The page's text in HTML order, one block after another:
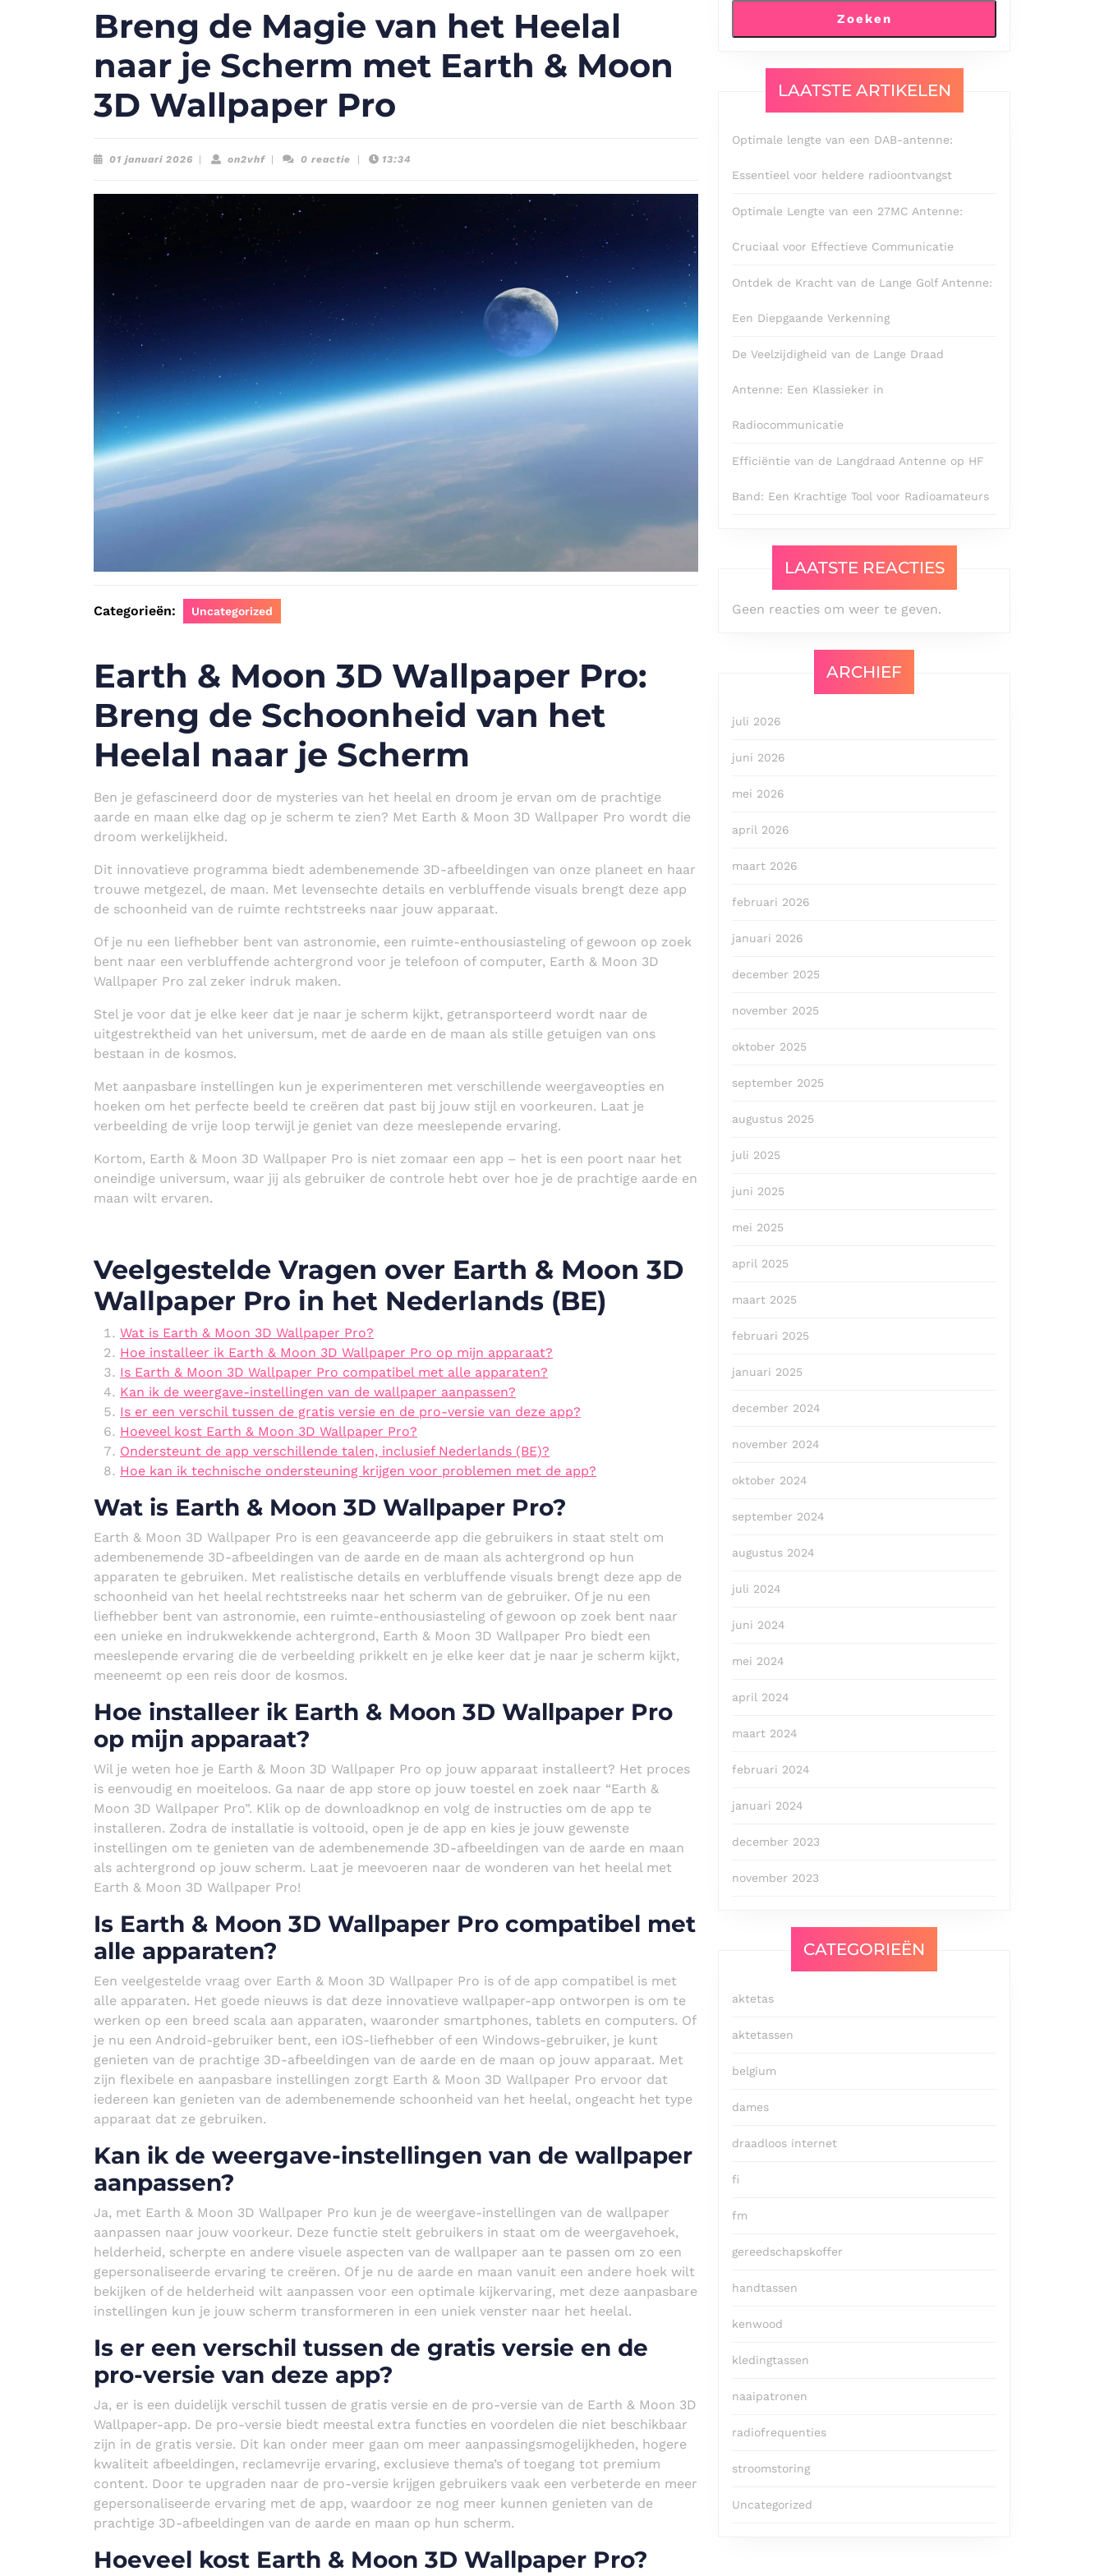
Breng de Magie van het Heelal
naar je Scherm met Earth & Moon
3D Wallpaper Pro
01 januari 2026 01
on2vhfon2vhf0 reactie 13:34
Categorieën: Uncategorized
Earth & Moon 3D Wallpaper Pro:
Breng de Schoonheid van het
Heelal naar je Scherm
Ben je gefascineerd door de mysteries van het heelal en droom je ervan om de prachtige
aarde en maan elke dag op je scherm te zien? Met Earth & Moon 3D Wallpaper Pro wordt die
droom werkelijkheid.
Dit innovatieve programma biedt adembenemende 3D-afbeeldingen van onze planeet en haar
trouwe metgezel, de maan. Met levensechte details en verbluffende visuals brengt deze app
de schoonheid van de ruimte rechtstreeks naar jouw apparaat.
Of je nu een liefhebber bent van astronomie, een ruimte-enthousiasteling of gewoon op zoek
bent naar een verbluffende achtergrond voor je telefoon of computer, Earth & Moon 3D
Wallpaper Pro zal zeker indruk maken.
Stel je voor dat je elke keer dat je naar je scherm kijkt, getransporteerd wordt naar de
uitgestrektheid van het universum, met de aarde en de maan als stille getuigen van ons
bestaan in de kosmos.
Met aanpasbare instellingen kun je experimenteren met verschillende weergaveopties en
hoeken om het perfecte beeld te creëren dat past bij jouw stijl en voorkeuren. Laat je
verbeelding de vrije loop terwijl je geniet van deze meeslepende ervaring.
Kortom, Earth & Moon 3D Wallpaper Pro is niet zomaar een app – het is een poort naar het
oneindige universum, waar jij als gebruiker de controle hebt over hoe je de prachtige aarde en
maan wilt ervaren.
Veelgestelde Vragen over Earth & Moon 3D
Wallpaper Pro in het Nederlands (BE)
Wat is Earth & Moon 3D Wallpaper Pro?
Hoe installeer ik Earth & Moon 3D Wallpaper Pro op mijn apparaat?
Is Earth & Moon 3D Wallpaper Pro compatibel met alle apparaten?
Kan ik de weergave-instellingen van de wallpaper aanpassen?
Is er een verschil tussen de gratis versie en de pro-versie van deze app?
Hoeveel kost Earth & Moon 3D Wallpaper Pro?
Ondersteunt de app verschillende talen, inclusief Nederlands (BE)?
Hoe kan ik technische ondersteuning krijgen voor problemen met de app?
Wat is Earth & Moon 3D Wallpaper Pro?
Earth & Moon 3D Wallpaper Pro is een geavanceerde app die gebruikers in staat stelt om
adembenemende 3D-afbeeldingen van de aarde en de maan als achtergrond op hun
apparaten te gebruiken. Met realistische details en verbluffende visuals brengt deze app de
schoonheid van het heelal rechtstreeks naar het scherm van de gebruiker. Of je nu een
liefhebber bent van astronomie, een ruimte-enthousiasteling of gewoon op zoek bent naar
een unieke en indrukwekkende achtergrond, Earth & Moon 3D Wallpaper Pro biedt een
meeslepende ervaring die de verbeelding prikkelt en je elke keer dat je naar je scherm kijkt,
meeneemt op een reis door de kosmos.
Hoe installeer ik Earth & Moon 3D Wallpaper Pro
op mijn apparaat?
Wil je weten hoe je Earth & Moon 3D Wallpaper Pro op jouw apparaat installeert? Het proces
is eenvoudig en moeiteloos. Ga naar de app store op jouw toestel en zoek naar “Earth &
Moon 3D Wallpaper Pro”. Klik op de downloadknop en volg de instructies om de app te
installeren. Zodra de installatie is voltooid, open je de app en kies je jouw gewenste
instellingen om te genieten van de adembenemende 3D-afbeeldingen van de aarde en maan
als achtergrond op jouw scherm. Laat je meevoeren naar de wonderen van het heelal met
Earth & Moon 3D Wallpaper Pro!
Is Earth & Moon 3D Wallpaper Pro compatibel met
alle apparaten?
Een veelgestelde vraag over Earth & Moon 3D Wallpaper Pro is of de app compatibel is met
alle apparaten. Het goede nieuws is dat deze innovatieve wallpaper-app ontworpen is om te
werken op een breed scala aan apparaten, waaronder smartphones, tablets en computers. Of
je nu een Android-gebruiker bent, een iOS-liefhebber of een Windows-gebruiker, je kunt
genieten van de prachtige 3D-afbeeldingen van de aarde en de maan op jouw apparaat. Met
zijn flexibele en aanpasbare instellingen zorgt Earth & Moon 3D Wallpaper Pro ervoor dat
iedereen kan genieten van de adembenemende schoonheid van het heelal, ongeacht het type
apparaat dat ze gebruiken.
Kan ik de weergave-instellingen van de wallpaper
aanpassen?
Ja, met Earth & Moon 3D Wallpaper Pro kun je de weergave-instellingen van de wallpaper
aanpassen naar jouw voorkeur. Deze functie stelt gebruikers in staat om de weergavehoek,
helderheid, scherpte en andere visuele aspecten van de wallpaper aan te passen om zo een
gepersonaliseerde ervaring te creëren. Of je nu de aarde en maan vanuit een andere hoek wilt
bekijken of de helderheid wilt aanpassen voor een optimale kijkervaring, met deze aanpasbare
instellingen kun je jouw scherm transformeren in een uniek venster naar het heelal.
Is er een verschil tussen de gratis versie en de
pro-versie van deze app?
Ja, er is een duidelijk verschil tussen de gratis versie en de pro-versie van de Earth & Moon 3D
Wallpaper-app. De pro-versie biedt meestal extra functies en voordelen die niet beschikbaar
zijn in de gratis versie. Dit kan onder meer gaan om meer aanpassingsmogelijkheden, hogere
kwaliteit afbeeldingen, reclamevrije ervaring, exclusieve thema’s of toegang tot premium
content. Door te upgraden naar de pro-versie krijgen gebruikers vaak een verbeterde en meer
gepersonaliseerde ervaring met de app, waardoor ze nog meer kunnen genieten van de
prachtige 3D-afbeeldingen van de aarde en maan op hun scherm.
Hoeveel kost Earth & Moon 3D Wallpaper Pro?
Zoeken
LAATSTE ARTIKELEN
Optimale lengte van een DAB-antenne:
Essentieel voor heldere radioontvangst
Optimale Lengte van een 27MC Antenne:
Cruciaal voor Effectieve Communicatie
Ontdek de Kracht van de Lange Golf Antenne:
Een Diepgaande Verkenning
De Veelzijdigheid van de Lange Draad
Antenne: Een Klassieker in
Radiocommunicatie
Efficiëntie van de Langdraad Antenne op HF
Band: Een Krachtige Tool voor Radioamateurs
LAATSTE REACTIES
Geen reacties om weer te geven.
ARCHIEF
juli 2026
juni 2026
mei 2026
april 2026
maart 2026
februari 2026
januari 2026
december 2025
november 2025
oktober 2025
september 2025
augustus 2025
juli 2025
juni 2025
mei 2025
april 2025
maart 2025
februari 2025
januari 2025
december 2024
november 2024
oktober 2024
september 2024
augustus 2024
juli 2024
juni 2024
mei 2024
april 2024
maart 2024
februari 2024
januari 2024
december 2023
november 2023
CATEGORIEËN
aktetas
aktetassen
belgium
dames
draadloos internet
fi
fm
gereedschapskoffer
handtassen
kenwood
kledingtassen
naaipatronen
radiofrequenties
stroomstoring
Uncategorized